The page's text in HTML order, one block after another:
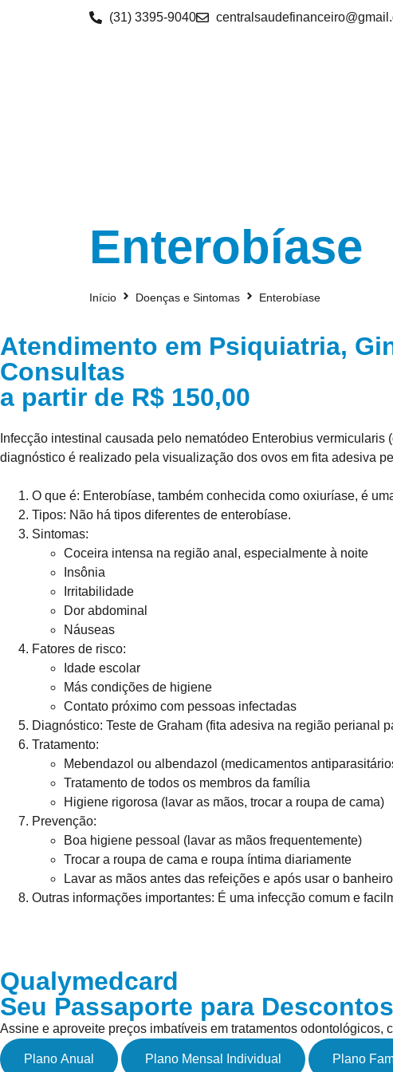
(31) 3395-9040
Enterobíase
Início Doenças e Sintomas Enterobíase
Atendimento em Psiquiatria,
Consultas
a partir de R$ 150,00
Infecção intestinal causada pelo nematódeo Enterobius
diagnóstico é realizado pela visualização dos ovos em fita adesiva
O que é: Enterobíase, também conhecida como oxiuríase, é
Tipos: Não há tipos diferentes de enterobíase.
Sintomas:
Coceira intensa na região anal, especialmente à noite
Insônia
Irritabilidade
Dor abdominal
Náuseas
Fatores de risco:
Idade escolar
Más condições de higiene
Contato próximo com pessoas infectadas
Diagnóstico: Teste de Graham (fita adesiva na região perianal
Tratamento:
Mebendazol ou albendazol (medicamentos
Tratamento de todos os membros da família
Higiene rigorosa (lavar as mãos, trocar a roupa de cama)
Prevenção:
Boa higiene pessoal (lavar as mãos frequentemente)
Trocar a roupa de cama e roupa íntima diariamente
Lavar as mãos antes das refeições e após usar o banheiro
Outras informações importantes: É uma infecção comum e
Qualymedcard
Seu Passaporte para
Assine e aproveite preços imbatíveis em tratamentos
Plano Anual Plano Mensal Individual Plano